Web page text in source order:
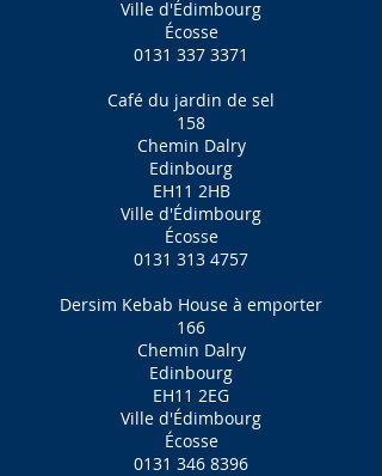
Ville d'Édimbourg
Écosse
0131 337 3371
Café du jardin de sel
158
Chemin Dalry
Edinbourg
EH11 2HB
Ville d'Édimbourg
Écosse
0131 313 4757
Dersim Kebab House à emporter
166
Chemin Dalry
Edinbourg
EH11 2EG
Ville d'Édimbourg
Écosse
0131 346 8396